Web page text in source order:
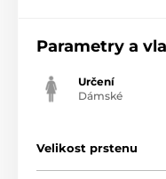
Parametry a
Určení
Dámské
Velikost prstenu